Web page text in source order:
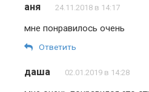
аня 24.11.2018 в 14:17
мне понравилось очень
Ответить
даша 02.01.2019 в 14:28